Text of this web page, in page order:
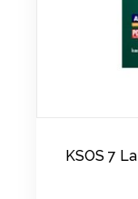
KSOS 7